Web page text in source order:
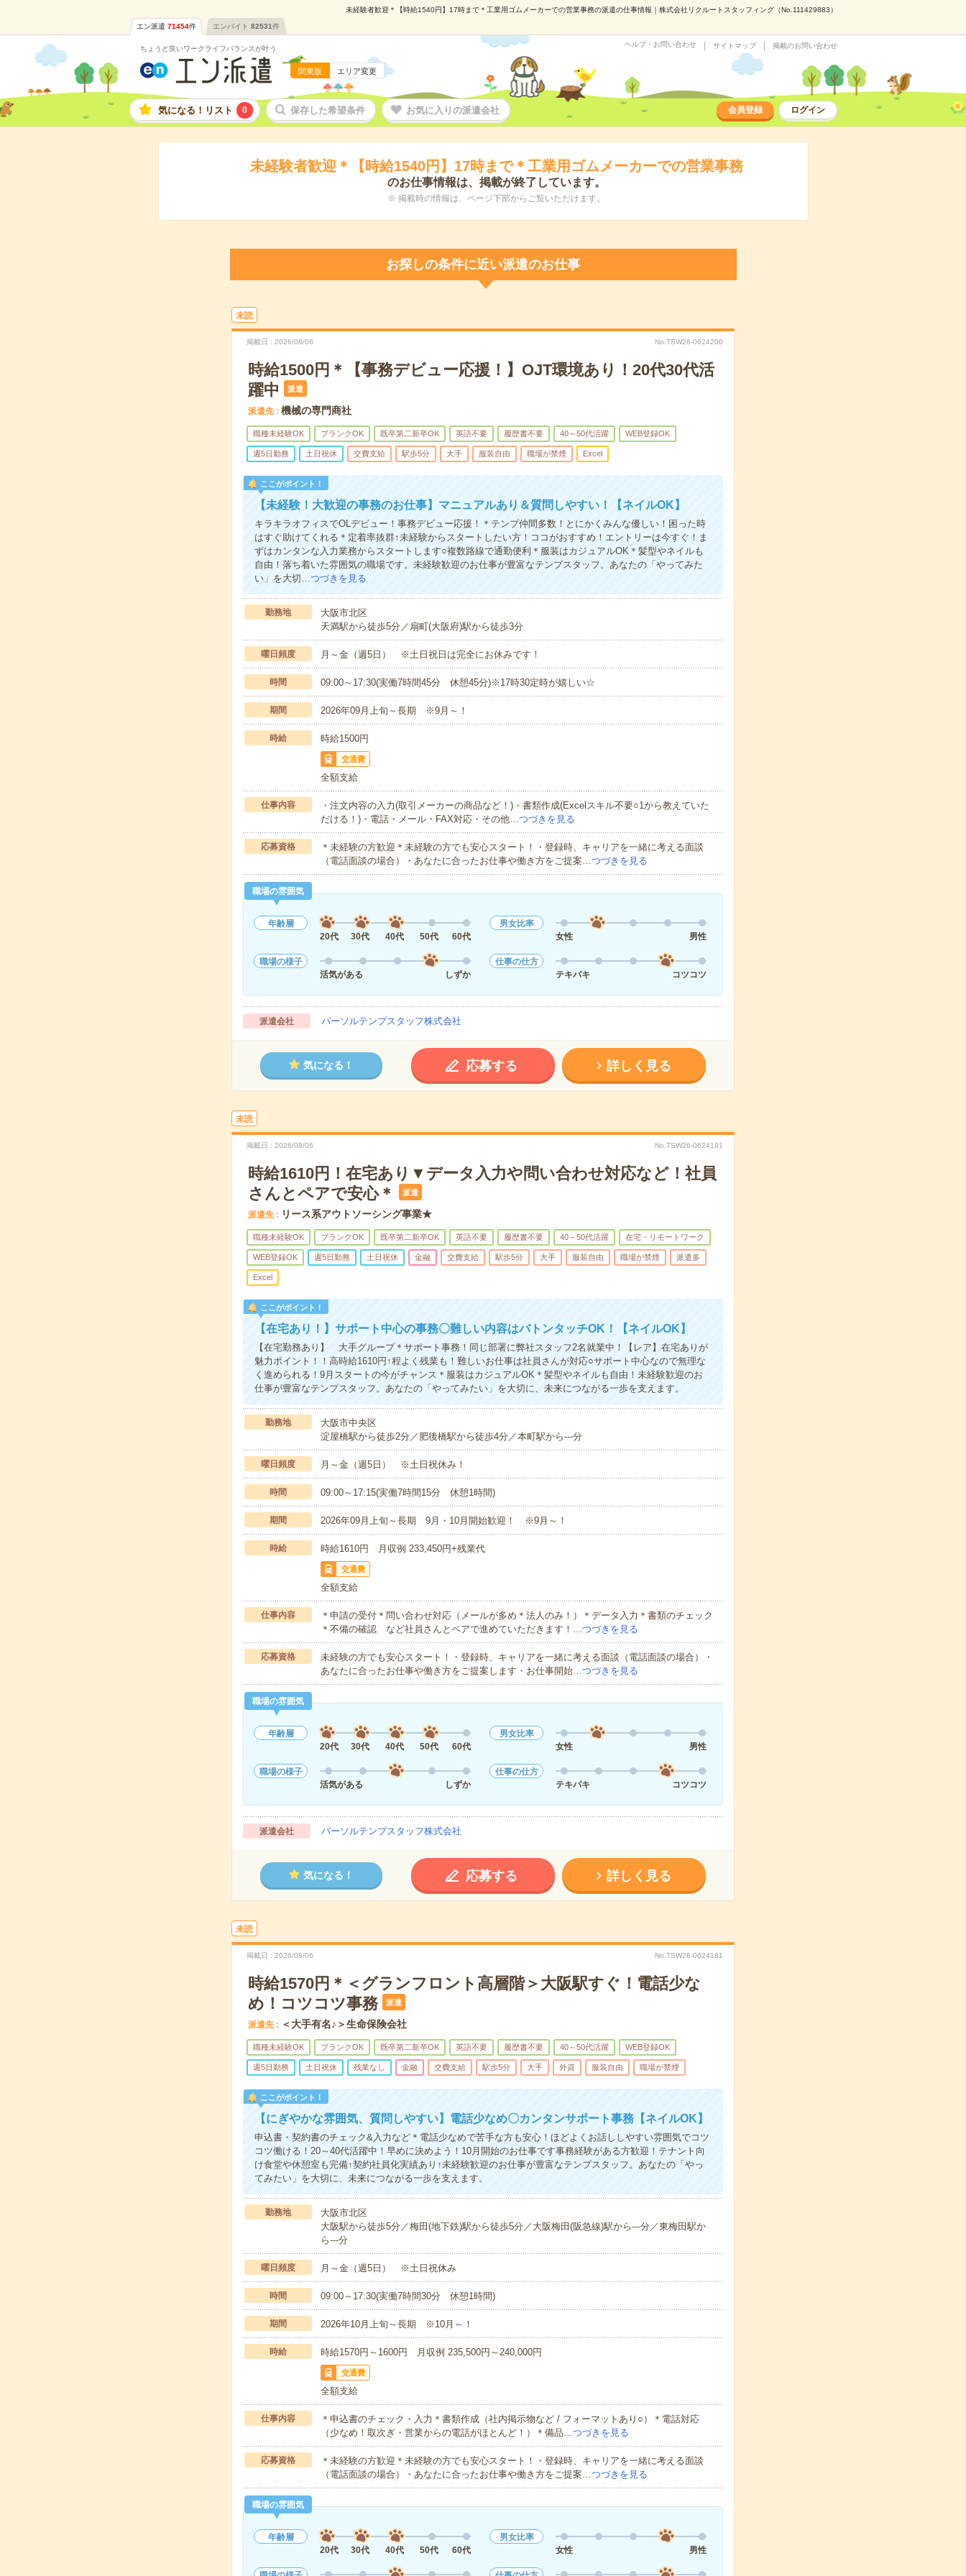
未経験者歓迎＊【時給1540円】17時まで＊工業用ゴムメーカーでの営業事務の派遣の仕事情報｜株式会社リクルートスタッフィング（No.111429883）
エン派遣 71454件 エンバイト 82531件
ちょうど良いワークライフバランスが叶う
関東版 エリア変更
ヘルプ・お問い合わせ サイトマップ 掲載のお問い合わせ
気になる！リスト 0 保存した希望条件 お気に入りの派遣会社 会員登録 ログイン
未経験者歓迎＊【時給1540円】17時まで＊工業用ゴムメーカーでの営業事務
のお仕事情報は、掲載が終了しています。
※ 掲載時の情報は、ページ下部からご覧いただけます。
お探しの条件に近い派遣のお仕事
未読
掲載日 2026/08/06 No.TSW26-0624200
時給1500円＊【事務デビュー応援！】OJT環境あり！20代30代活
躍中
派遣
派遣先 機械の専門商社
職種未経験OK ブランクOK 既卒第二新卒OK 英語不要 履歴書不要 40～50代活躍 WEB登録OK
週5日勤務 土日祝休 交費支給 駅歩5分 大手 服装自由 職場が禁煙 Excel
ここがポイント！
【未経験！大歓迎の事務のお仕事】マニュアルあり＆質問しやすい！【ネイルOK】
キラキラオフィスでOLデビュー！事務デビュー応援！＊テンプ仲間多数！とにかくみんな優しい！困った時
はすぐ助けてくれる＊定着率抜群↑未経験からスタートしたい方！ココがおすすめ！エントリーは今すぐ！ま
ずはカンタンな入力業務からスタートします○複数路線で通勤便利＊服装はカジュアルOK＊髪型やネイルも
自由！落ち着いた雰囲気の職場です。未経験歓迎のお仕事が豊富なテンプスタッフ。あなたの「やってみた
い」を大切…つづきを見る
勤務地
大阪市北区
天満駅から徒歩5分／扇町(大阪府)駅から徒歩3分
曜日頻度 月～金（週5日） ※土日祝日は完全にお休みです！
時間 09:00～17:30(実働7時間45分 休憩45分)※17時30定時が嬉しい☆
期間 2026年09月上旬～長期 ※9月～！
時給 時給1500円
交通費
全額支給
仕事内容
・注文内容の入力(取引メーカーの商品など！)・書類作成(Excelスキル不要○1から教えていた
だける！)・電話・メール・FAX対応・その他…つづきを見る
応募資格
＊未経験の方歓迎＊未経験の方でも安心スタート！・登録時、キャリアを一緒に考える面談
（電話面談の場合）・あなたに合ったお仕事や働き方をご提案…つづきを見る
職場の雰囲気
年齢層
20代
30代 40代 50代 60代
男女比率
女性
男性
職場の様子
活気がある
しずか
仕事の仕方
テキパキ
コツコツ
派遣会社 パーソルテンプスタッフ株式会社
気になる！ 応募する 詳しく見る
未読
掲載日 2026/08/06 No.TSW26-0624191
時給1610円！在宅あり▼データ入力や問い合わせ対応など！社員
さんとペアで安心＊
派遣
派遣先 リース系アウトソーシング事業★
職種未経験OK ブランクOK 既卒第二新卒OK 英語不要 履歴書不要 40～50代活躍 在宅・リモートワーク
WEB登録OK 週5日勤務 土日祝休 金融 交費支給 駅歩5分 大手 服装自由 職場が禁煙 派遣多
Excel
ここがポイント！
【在宅あり！】サポート中心の事務〇難しい内容はバトンタッチOK！【ネイルOK】
【在宅勤務あり】 大手グループ＊サポート事務！同じ部署に弊社スタッフ2名就業中！【レア】在宅ありが
魅力ポイント！！高時給1610円↑程よく残業も！難しいお仕事は社員さんが対応○サポート中心なので無理な
く進められる！9月スタートの今がチャンス＊服装はカジュアルOK＊髪型やネイルも自由！未経験歓迎のお
仕事が豊富なテンプスタッフ。あなたの「やってみたい」を大切に、未来につながる一歩を支えます。
勤務地
大阪市中央区
淀屋橋駅から徒歩2分／肥後橋駅から徒歩4分／本町駅から---分
曜日頻度 月～金（週5日） ※土日祝休み！
時間 09:00～17:15(実働7時間15分 休憩1時間)
期間 2026年09月上旬～長期 9月・10月開始歓迎！ ※9月～！
時給 時給1610円 月収例 233,450円+残業代
交通費
全額支給
仕事内容
＊申請の受付＊問い合わせ対応（メールが多め＊法人のみ！）＊データ入力＊書類のチェック
＊不備の確認 など社員さんとペアで進めていただきます！…つづきを見る
応募資格
未経験の方でも安心スタート！・登録時、キャリアを一緒に考える面談（電話面談の場合）・
あなたに合ったお仕事や働き方をご提案します・お仕事開始…つづきを見る
職場の雰囲気
年齢層
20代
30代 40代 50代 60代
男女比率
女性
男性
職場の様子
活気がある
しずか
仕事の仕方
テキパキ
コツコツ
派遣会社 パーソルテンプスタッフ株式会社
気になる！ 応募する 詳しく見る
未読
掲載日 2026/08/06 No.TSW26-0624181
時給1570円＊＜グランフロント高層階＞大阪駅すぐ！電話少な
め！コツコツ事務
派遣
派遣先 ＜大手有名♪＞生命保険会社
職種未経験OK ブランクOK 既卒第二新卒OK 英語不要 履歴書不要 40～50代活躍 WEB登録OK
週5日勤務 土日祝休 残業なし 金融 交費支給 駅歩5分 大手 外資 服装自由 職場が禁煙
ここがポイント！
【にぎやかな雰囲気、質問しやすい】電話少なめ〇カンタンサポート事務【ネイルOK】
申込書・契約書のチェック&入力など＊電話少なめで苦手な方も安心！ほどよくお話ししやすい雰囲気でコツ
コツ働ける！20～40代活躍中！早めに決めよう！10月開始のお仕事です事務経験がある方歓迎！テナント向
け食堂や休憩室も完備↑契約社員化実績あり↑未経験歓迎のお仕事が豊富なテンプスタッフ。あなたの「やっ
てみたい」を大切に、未来につながる一歩を支えます。
勤務地
大阪市北区
大阪駅から徒歩5分／梅田(地下鉄)駅から徒歩5分／大阪梅田(阪急線)駅から---分／東梅田駅か
ら---分
曜日頻度 月～金（週5日） ※土日祝休み
時間 09:00～17:30(実働7時間30分 休憩1時間)
期間 2026年10月上旬～長期 ※10月～！
時給 時給1570円～1600円 月収例 235,500円～240,000円
交通費
全額支給
仕事内容
＊申込書のチェック・入力＊書類作成（社内掲示物など / フォーマットあり○）＊電話対応
（少なめ！取次ぎ・営業からの電話がほとんど！）＊備品…つづきを見る
応募資格
＊未経験の方歓迎＊未経験の方でも安心スタート！・登録時、キャリアを一緒に考える面談
（電話面談の場合）・あなたに合ったお仕事や働き方をご提案…つづきを見る
職場の雰囲気
年齢層
20代
30代 40代 50代 60代
男女比率
女性
男性